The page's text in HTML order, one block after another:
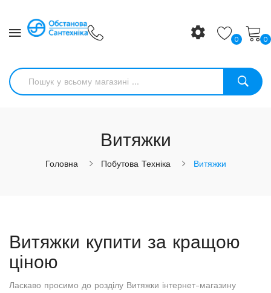
0 0
Витяжки
Головна Побутова Техніка Витяжки
Витяжки купити за кращою
ціною
Ласкаво просимо до розділу Витяжки інтернет-магазину